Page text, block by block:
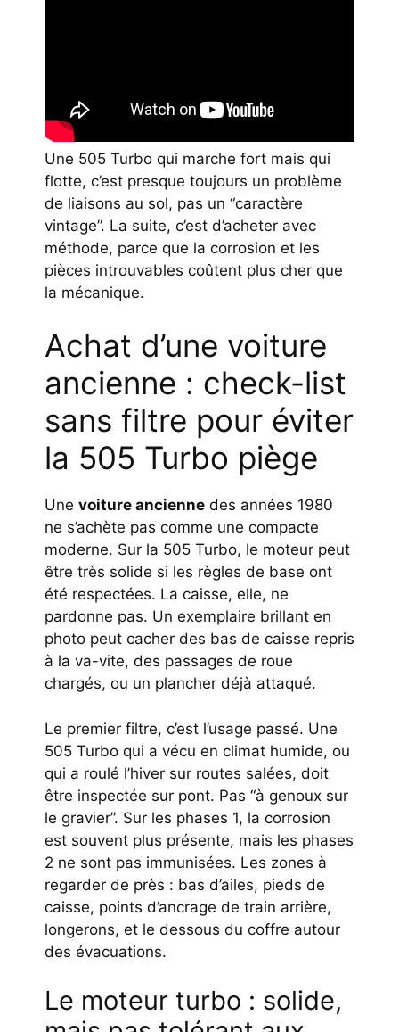
Une 505 Turbo qui marche fort mais qui
flotte, c’est presque toujours un problème
de liaisons au sol, pas un “caractère
vintage”. La suite, c’est d’acheter avec
méthode, parce que la corrosion et les
pièces introuvables coûtent plus cher que
la mécanique.
Achat d’une voiture
ancienne : check-list
sans filtre pour éviter
la 505 Turbo piège
Une voiture ancienne des années 1980
ne s’achète pas comme une compacte
moderne. Sur la 505 Turbo, le moteur peut
être très solide si les règles de base ont
été respectées. La caisse, elle, ne
pardonne pas. Un exemplaire brillant en
photo peut cacher des bas de caisse repris
à la va-vite, des passages de roue
chargés, ou un plancher déjà attaqué.
Le premier filtre, c’est l’usage passé. Une
505 Turbo qui a vécu en climat humide, ou
qui a roulé l’hiver sur routes salées, doit
être inspectée sur pont. Pas “à genoux sur
le gravier”. Sur les phases 1, la corrosion
est souvent plus présente, mais les phases
2 ne sont pas immunisées. Les zones à
regarder de près : bas d’ailes, pieds de
caisse, points d’ancrage de train arrière,
longerons, et le dessous du coffre autour
des évacuations.
Le moteur turbo : solide,